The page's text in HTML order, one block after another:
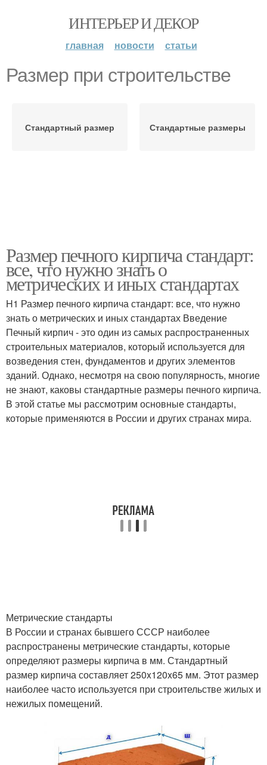
ИНТЕРЬЕР И ДЕКОР
главная новости статьи
Размер при строительстве
Стандартный размер Стандартные размеры
Размер печного кирпича стандарт:
все, что нужно знать о
метрических и иных стандартах
H1 Размер печного кирпича стандарт: все, что нужно
знать о метрических и иных стандартах Введение
Печный кирпич - это один из самых распространенных
строительных материалов, который используется для
возведения стен, фундаментов и других элементов
зданий. Однако, несмотря на свою популярность, многие
не знают, каковы стандартные размеры печного кирпича.
В этой статье мы рассмотрим основные стандарты,
которые применяются в России и других странах мира.
Метрические стандарты
В России и странах бывшего СССР наиболее
распространены метрические стандарты, которые
определяют размеры кирпича в мм. Стандартный
размер кирпича составляет 250x120x65 мм. Этот размер
наиболее часто используется при строительстве жилых и
нежилых помещений.